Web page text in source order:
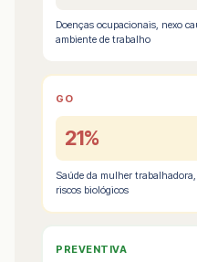
Doenças ocupacionais, nexo
ambiente de trabalho
GO
21%
Saúde da mulher
riscos biológicos
PREVENTIVA